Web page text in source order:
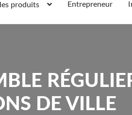
produits Entrepreneur
DE VILLE